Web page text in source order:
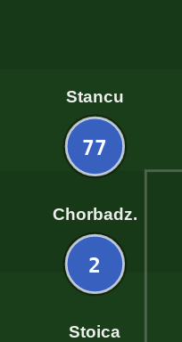
77
Stancu
2
Chorbadz.
Stoica